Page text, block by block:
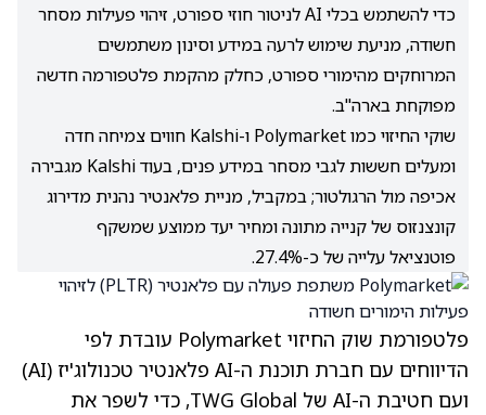
כדי להשתמש בכלי AI לניטור חוזי ספורט, זיהוי פעילות מסחר
חשודה, מניעת שימוש לרעה במידע וסינון משתמשים
המרוחקים מהימורי ספורט, כחלק מהקמת פלטפורמה חדשה
מפוקחת בארה"ב.
שוקי החיזוי כמו Polymarket ו-Kalshi חווים צמיחה חדה
ומעלים חששות לגבי מסחר במידע פנים, בעוד Kalshi מגבירה
אכיפה מול הרגולטור; במקביל, מניית פלאנטיר נהנית מדירוג
קונצנזוס של קנייה מתונה ומחיר יעד ממוצע שמשקף
פוטנציאל עלייה של כ-27.4%.
פלטפורמת שוק החיזוי Polymarket עובדת לפי
הדיווחים עם חברת תוכנת ה-AI פלאנטיר טכנולוג'יז (AI)
ועם חטיבת ה-AI של TWG Global, כדי לשפר את